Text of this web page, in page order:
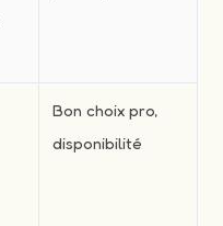
Bon choix pro,
disponibilité